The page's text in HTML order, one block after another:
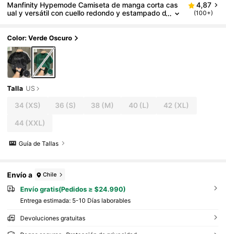
Manfinity Hypemode Camiseta de manga corta cas
ual y versátil con cuello redondo y estampado d
4,87
(100+)
Color: Verde Oscuro
Talla US
34(XS) 36 (S) 38 (M) 40(L) 42 (XL)
44(XXL)
Guía de Tallas
Envío a Chile
Envío gratis(Pedidos ≥ $24.990)
Entrega estimada: 5-10 Días laborables
Devoluciones gratuitas